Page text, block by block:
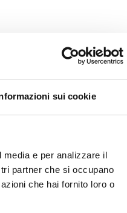
sui cookie
e per analizzare il
partner che si occupano
che hai fornito loro o